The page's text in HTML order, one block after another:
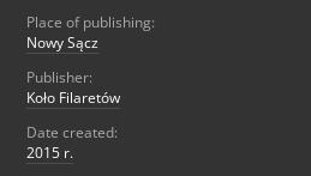
Place of publishing:
Nowy Sącz
Publisher:
Koło Filaretów
Date created:
2015 r.